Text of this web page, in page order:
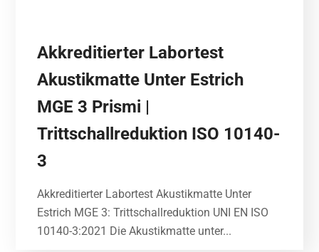
Akkreditierter Labortest
Akustikmatte Unter Estrich
MGE 3 Prismi |
Trittschallreduktion ISO 10140-
3
Akkreditierter Labortest Akustikmatte Unter
Estrich MGE 3: Trittschallreduktion UNI EN ISO
10140-3:2021 Die Akustikmatte unter...